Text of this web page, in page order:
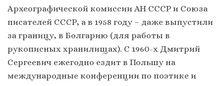
Археографической комиссии АН СССР и Союза
писателей СССР, а в 1958 году – даже выпустили
за границу, в Болгарию (для работы в
рукописных хранилищах). С 1960-х Дмитрий
Сергеевич ежегодно ездит в Польшу на
международные конференции по поэтике и